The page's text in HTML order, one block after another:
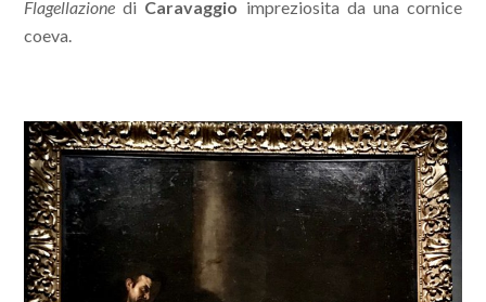
Flagellazione di Caravaggio impreziosita da una cornice
coeva.